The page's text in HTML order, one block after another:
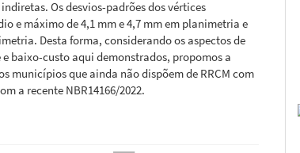
Os desvios-padrões dos vértices
e máximo de 4,1 mm e 4,7 mm em planimetria e
Desta forma, considerando os aspectos de
baixo-custo aqui demonstrados, propomos a
municípios que ainda não dispõem de RRCM com
a recente NBR14166/2022.